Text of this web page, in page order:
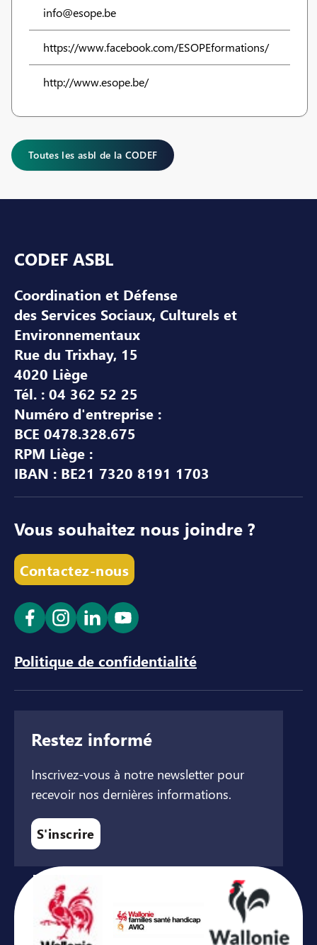
info@esope.be
https://www.facebook.com/ESOPEformations/
http://www.esope.be/
Toutes les asbl de la CODEF
CODEF ASBL
Coordination et Défense
des Services Sociaux, Culturels et
Environnementaux
Rue du Trixhay, 15
4020 Liège
Tél. : 04 362 52 25
Numéro d'entreprise :
BCE 0478.328.675
RPM Liège :
IBAN : BE21 7320 8191 1703
Vous souhaitez nous joindre ?
Contactez-nous
Ouvrir le lien dans un nouvel onglet
Ouvrir le lien dans un nouvel onglet
Ouvrir le lien dans un nouvel
Ouvrir le lien dans un
Politique de confidentialité
Restez informé
Inscrivez-vous à notre newsletter pour
recevoir nos dernières informations.
S'inscrire
Avec le soutien de ...